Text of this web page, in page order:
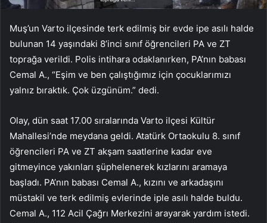
Muş’un Varto ilçesinde terk edilmiş bir evde ipe asılı halde
bulunan 14 yaşındaki 8’inci sınıf öğrencileri PA ve ZT
toprağa verildi. Polis intihara odaklanırken, PA’nın babası
Cemal A., “Eşim ve ben çalıştığımız için çocuklarımızı
yalnız bıraktık. Çok üzgünüm.” dedi.
Olay, dün saat 17.00 sıralarında Varto ilçesi Kültür
Mahallesi’nde meydana geldi. Atatürk Ortaokulu 8. sınıf
öğrencileri PA ve ZT akşam saatlerine kadar eve
gitmeyince yakınları şüphelenerek kızlarını aramaya
başladı. PA’nın babası Cemal A., kızını ve arkadaşını
müstakil ve terk edilmiş evlerinde iple asılı halde buldu.
Cemal A., 112 Acil Çağrı Merkezini arayarak yardım istedi.